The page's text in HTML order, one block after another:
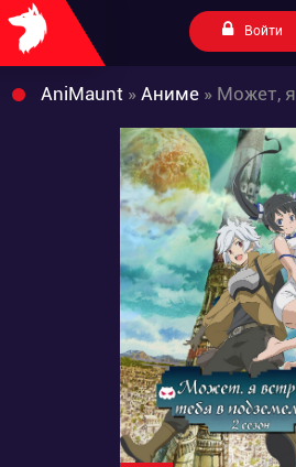
Войти
AniMaunt » Аниме » Может, я